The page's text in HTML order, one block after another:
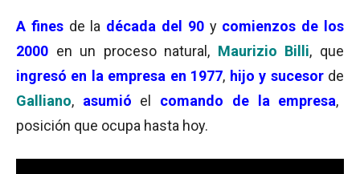
A fines de la década del 90 y comienzos de los
2000 en un proceso natural, Maurizio Billi, que
ingresó en la empresa en 1977, hijo y sucesor de
Galliano, asumió el comando de la empresa,
posición que ocupa hasta hoy.